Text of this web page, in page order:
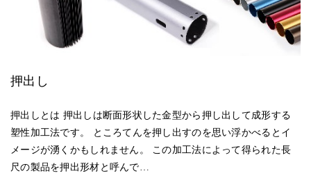
押出し
押出しとは 押出しは断面形状した金型から押し出して成形する
塑性加工法です。 ところてんを押し出すのを思い浮かべるとイ
メージが湧くかもしれません。 この加工法によって得られた長
尺の製品を押出形材と呼んで…